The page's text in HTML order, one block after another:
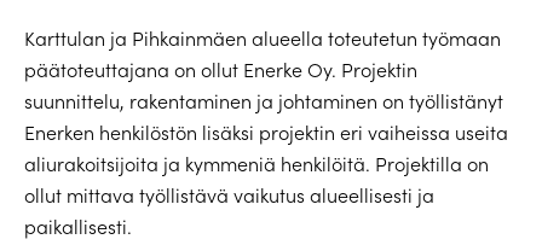
Karttulan ja Pihkainmäen alueella toteutetun työmaan
päätoteuttajana on ollut Enerke Oy. Projektin
suunnittelu, rakentaminen ja johtaminen on työllistänyt
Enerken henkilöstön lisäksi projektin eri vaiheissa useita
aliurakoitsijoita ja kymmeniä henkilöitä. Projektilla on
ollut mittava työllistävä vaikutus alueellisesti ja
paikallisesti.